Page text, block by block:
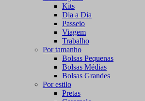
Kits
Dia a Dia
Passeio
Viagem
Trabalho
Por tamanho
Bolsas Pequenas
Bolsas Médias
Bolsas Grandes
Por estilo
Pretas